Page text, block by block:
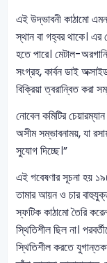
এই উদ্ভাবনী কাঠামো
স্থান বা গহ্বর থাকে। এর
হতে পারে। মেটাল-
সংগ্রহ, কার্বন ডাই
বিক্রিয়া ত্বরান্বিত করা
নোবেল কমিটির
অসীম সম্ভাবনাময়, যা
সুযোগ দিচ্ছে।”
এই গবেষণার সূচনা হয়
তামার আয়ন ও চার
স্ফটিক কাঠামো তৈরি
স্থিতিশীল ছিল না।
স্থিতিশীল করতে